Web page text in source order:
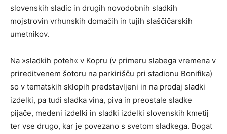
slovenskih sladic in drugih novodobnih sladkih
mojstrovin vrhunskih domačih in tujih slaščičarskih
umetnikov.
Na »sladkih poteh« v Kopru (v primeru slabega vremena v
prireditvenem šotoru na parkirišču pri stadionu Bonifika)
so v tematskih sklopih predstavljeni in na prodaj sladki
izdelki, pa tudi sladka vina, piva in preostale sladke
pijače, medeni izdelki in sladki izdelki slovenskih kmetij
ter vse drugo, kar je povezano s svetom sladkega. Bogat